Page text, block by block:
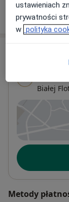
W jaki
Białej
Dostępność
Metody
ustawieniach
prywatności
w polityka